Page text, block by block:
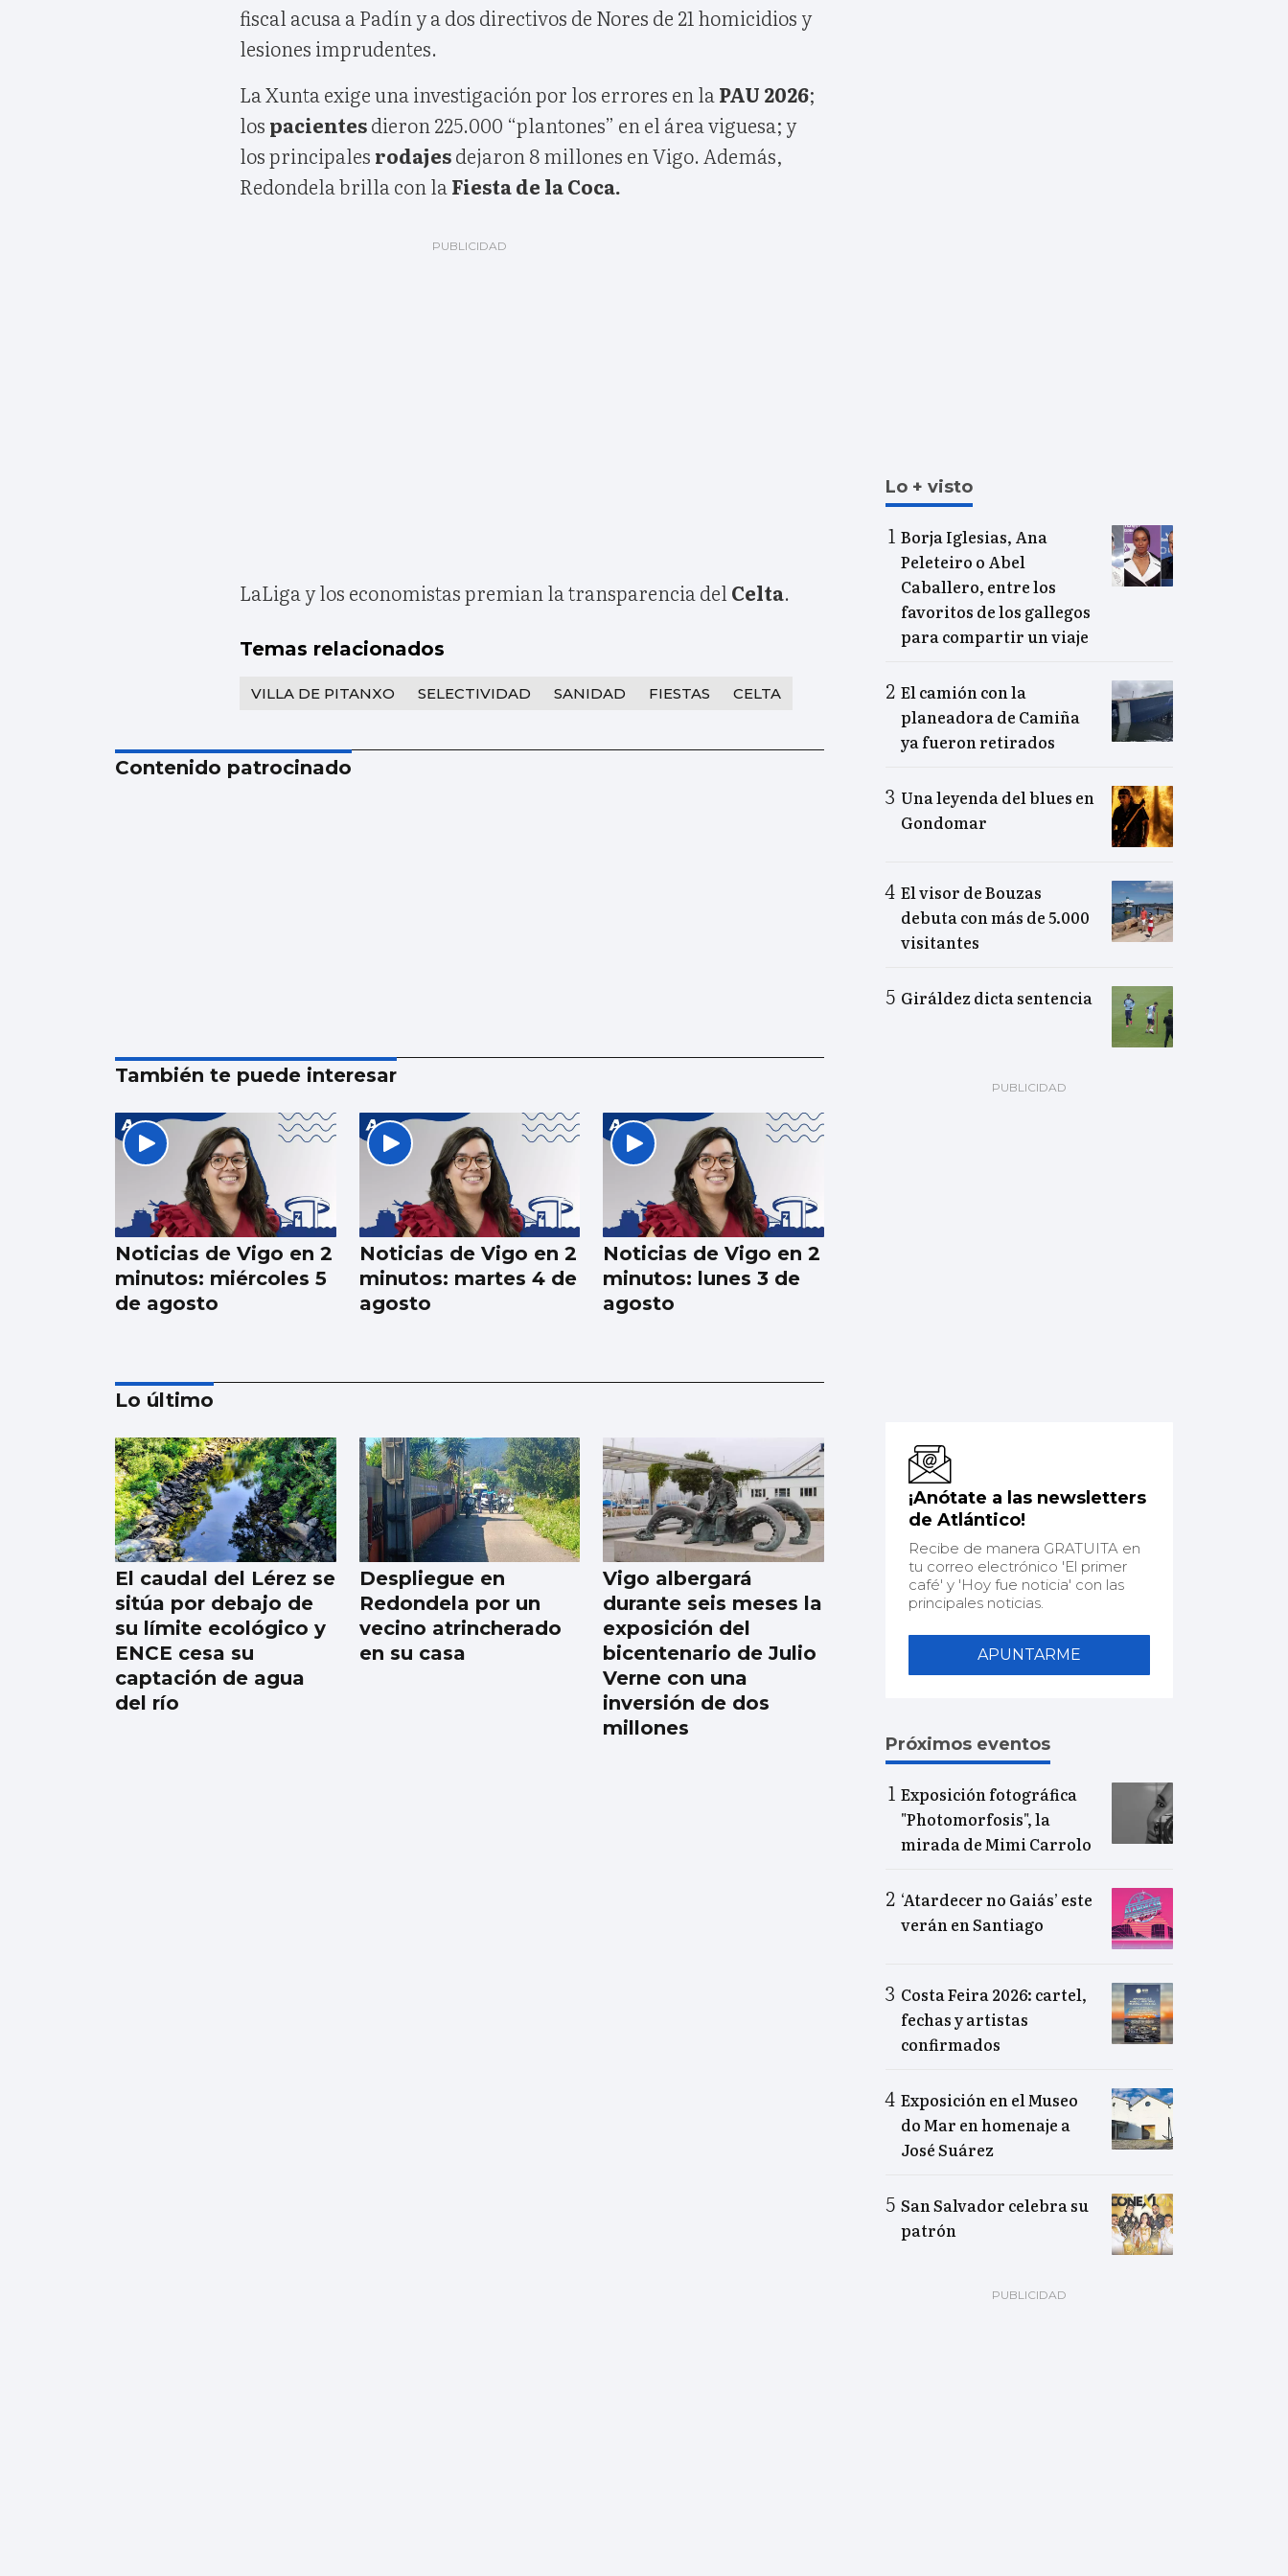
fiscal acusa a Padín y a dos directivos de Nores de 21 homicidios y
lesiones imprudentes.
La Xunta exige una investigación por los errores en laPAU 2026;
los pacientesdieron 225.000 “plantones” en el área viguesa; y
los principales rodajesdejaron 8 millones en Vigo. Además,
Redondela brilla con laFiesta de la Coca.
LaLiga y los economistas premian la transparencia del Celta.
Temas relacionados
VILLA DE PITANXO SELECTIVIDAD SANIDAD FIESTAS CELTA
Contenido patrocinado
También te puede interesar
Noticias de Vigo en 2
minutos: miércoles 5
de agosto
Noticias de Vigo en 2
minutos: martes 4 de
agosto
Noticias de Vigo en 2
minutos: lunes 3 de
agosto
Resumen semanal:
domingo 2 de agosto
Lo último
El caudal del Lérez se
sitúa por debajo de
su límite ecológico y
ENCE cesa su
captación de agua
del río
Despliegue en
Redondela por un
vecino atrincherado
en su casa
Vigo albergará
durante seis meses la
exposición del
bicentenario de Julio
Verne con una
inversión de dos
millones
Lo + visto
Borja Iglesias, Ana
Peleteiro o Abel
Caballero, entre los
favoritos de los gallegos
para compartir un viaje
El camión con la
planeadora de Camiña
ya fueron retirados
Una leyenda del blues en
Gondomar
El visor de Bouzas
debuta con más de 5.000
visitantes
Giráldez dicta sentencia
¡Anótate a las newsletters
de Atlántico!
Recibe de manera GRATUITA en
tu correo electrónico 'El primer
café' y 'Hoy fue noticia' con las
principales noticias.
APUNTARME
Próximos eventos
Exposición fotográfica
"Photomorfosis", la
mirada de Mimi Carrolo
‘Atardecer no Gaiás’ este
verán en Santiago
Costa Feira 2026: cartel,
fechas y artistas
confirmados
Exposición en el Museo
do Mar en homenaje a
José Suárez
San Salvador celebra su
patrón